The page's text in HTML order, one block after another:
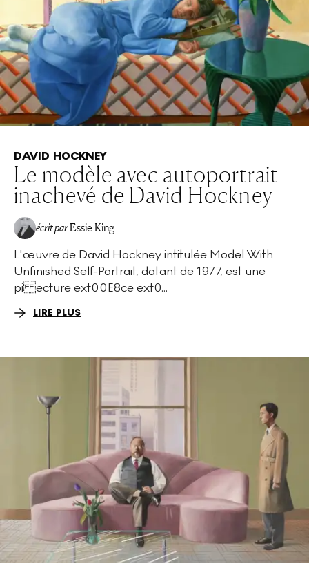
DAVID HOCKNEY
Le modèle avec autoportrait
inachevé de David Hockney
écrit par Essie King
L'œuvre de David Hockney intitulée Model With
Unfinished Self-Portrait, datant de 1977, est une
pi ecture ext00E8ce ext0...
LIRE PLUS